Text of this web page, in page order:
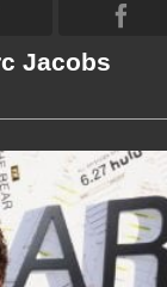
Jacobs